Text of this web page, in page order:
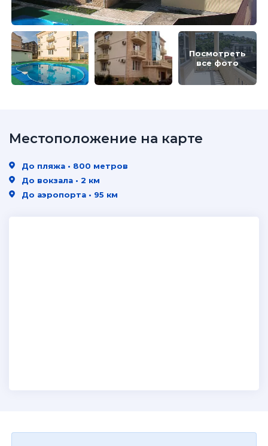
Посмотреть
все фото
Местоположение на карте
До пляжа • 800 метров
До вокзала • 2 км
До аэропорта • 95 км